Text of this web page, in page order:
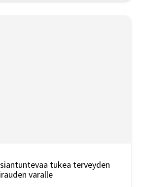
tukea terveyden
varalle